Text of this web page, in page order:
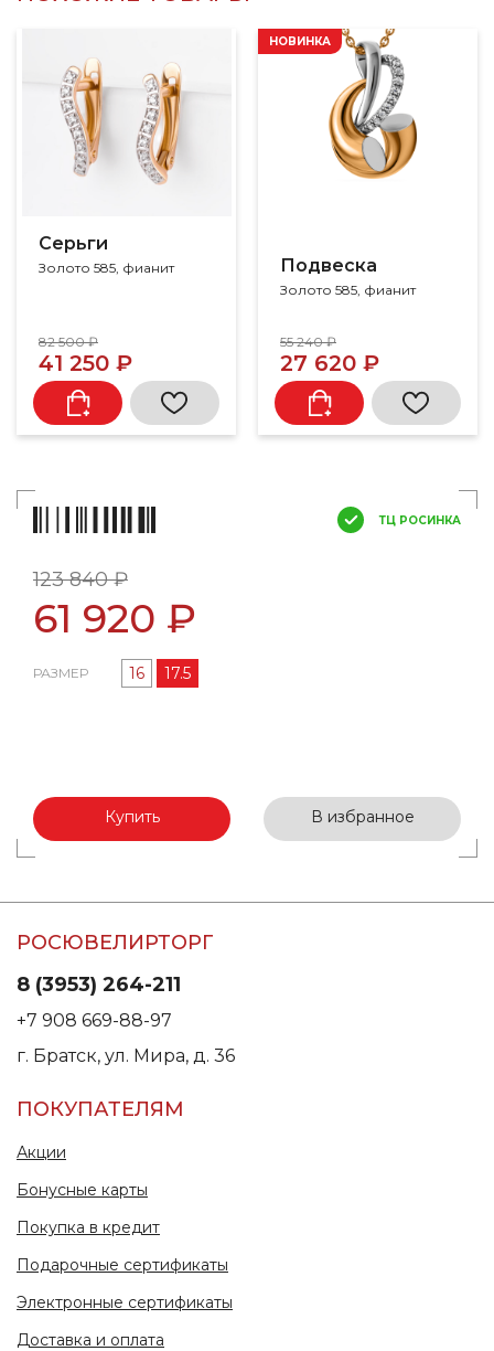
Серьги
Золото 585, фианит
82 500 ₽
41 250 ₽
Подвеска
Золото 585, фианит
НОВИНКА
55 240 ₽
27 620 ₽
ТЦ РОСИНКА
123 840 ₽
61 920 ₽
РАЗМЕР 16 17.5
Купить В избранное
РОСЮВЕЛИРТОРГ
8 (3953) 264-211
+7 908 669-88-97
г. Братск, ул. Мира, д. 36
ПОКУПАТЕЛЯМ
Акции
Бонусные карты
Покупка в кредит
Подарочные сертификаты
Электронные сертификаты
Доставка и оплата